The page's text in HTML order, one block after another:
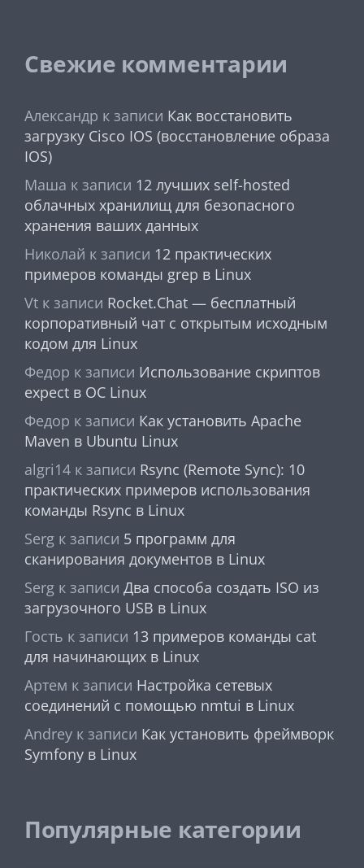
Свежие комментарии
Александр к записи Как восстановить
загрузку Cisco IOS (восстановление образа
IOS)
Маша к записи 12 лучших self-hosted
облачных хранилищ для безопасного
хранения ваших данных
Николай к записи 12 практических
примеров команды grep в Linux
Vt к записи Rocket.Chat — бесплатный
корпоративный чат с открытым исходным
кодом для Linux
Федор к записи Использование скриптов
expect в ОС Linux
Федор к записи Как установить Apache
Maven в Ubuntu Linux
algri14 к записи Rsync (Remote Sync): 10
практических примеров использования
команды Rsync в Linux
Serg к записи 5 программ для
сканирования документов в Linux
Serg к записи Два способа создать ISO из
загрузочного USB в Linux
Гость к записи 13 примеров команды cat
для начинающих в Linux
Артем к записи Настройка сетевых
соединений с помощью nmtui в Linux
Andrey к записи Как установить фреймворк
Symfony в Linux
Популярные категории